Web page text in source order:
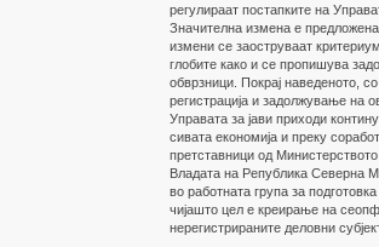
регулираат постапките на
Значителна измена е
измени се заоструваат
глобите како и се пропишува
обврзници. Покрај наведеното,
регистрација и задолжување на
Управата за јави приходи
сивата економија и преку
претставници од
Владата на Република Северна
во работната група за
чијашто цел е креирање на
нерегистрираните деловни